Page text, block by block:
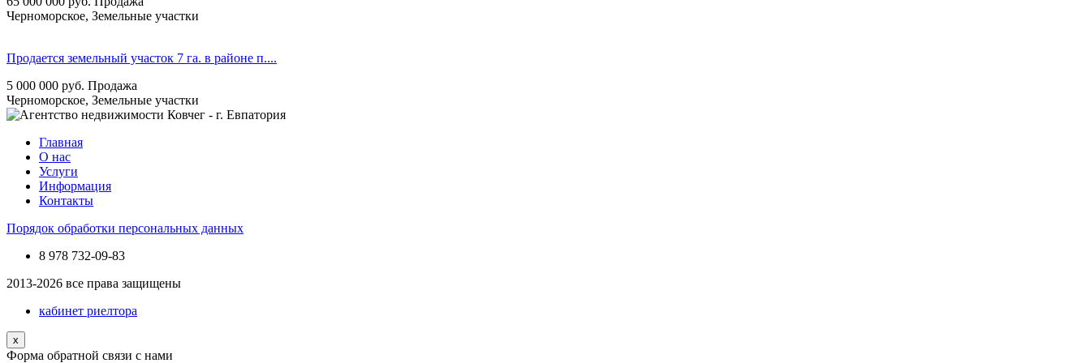
Черноморское, Земельные участки
Продается земельный участок 7 га. в районе п....
5 000 000 руб. Продажа
Черноморское, Земельные участки
Главная
О нас
Услуги
Информация
Контакты
Порядок обработки персональных данных
8 978 732-09-83
2013-2026 все права защищены
кабинет риелтора
x
Форма обратной связи с нами